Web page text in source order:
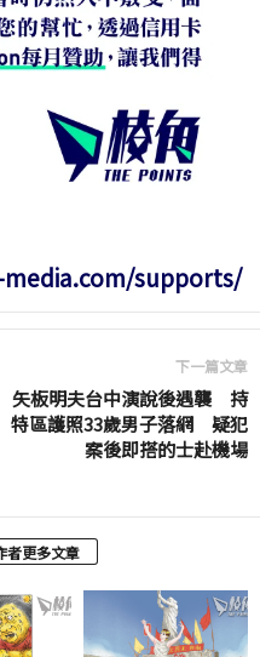
supports/
下一篇文章
矢板明夫台中演說後遇襲 持
特區護照33歲男子落網 疑犯
案後即搭的士赴機場
者更多文章